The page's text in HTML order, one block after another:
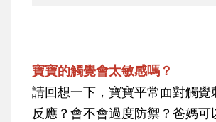
寶寶的觸覺會太敏感嗎？
請回想一下，寶寶平常面對觸覺
反應？會不會過度防禦？爸媽可